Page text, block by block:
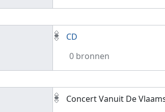
CD
0 bronnen
Concert Vanuit De